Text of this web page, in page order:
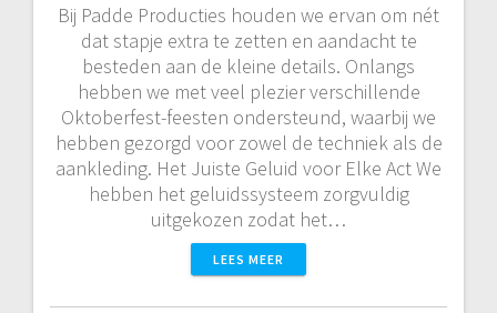
Bij Padde Producties houden we ervan om nét
dat stapje extra te zetten en aandacht te
besteden aan de kleine details. Onlangs
hebben we met veel plezier verschillende
Oktoberfest-feesten ondersteund, waarbij we
hebben gezorgd voor zowel de techniek als de
aankleding. Het Juiste Geluid voor Elke Act We
hebben het geluidssysteem zorgvuldig
uitgekozen zodat het…
LEES MEER